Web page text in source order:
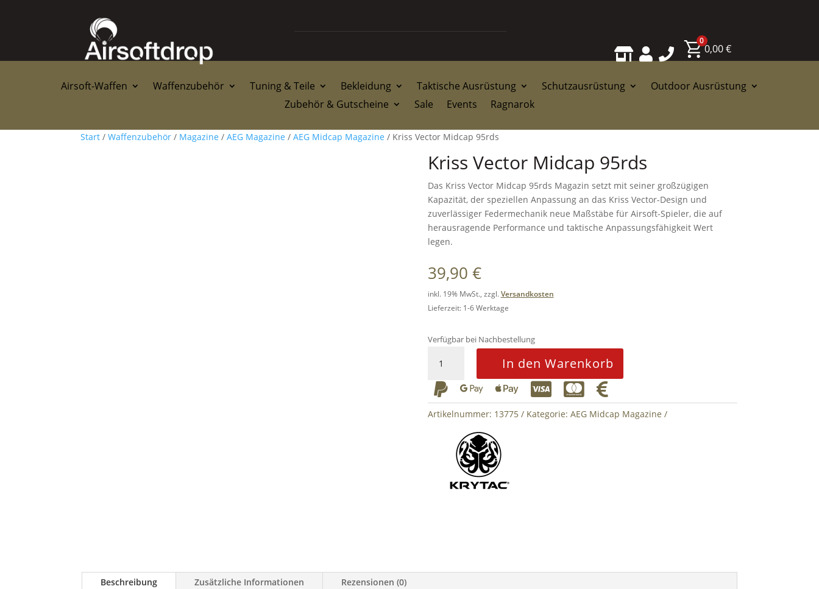
  
0
0,00€
Airsoft-Waffen Waffenzubehör Tuning & Teile Bekleidung Taktische Ausrüstung Schutzausrüstung
Outdoor Ausrüstung
Zubehör & Gutscheine
Sale Events Ragnarok
Start / Waffenzubehör / Magazine / AEG Magazine / AEG Midcap Magazine / Kriss Vector Midcap 95rds
Kriss Vector Midcap 95rds
Das Kriss Vector Midcap 95rds Magazin setzt mit seiner großzügigen
Kapazität, der speziellen Anpassung an das Kriss Vector-Design und
zuverlässiger Federmechanik neue Maßstäbe für Airsoft-Spieler, die auf
herausragende Performance und taktische Anpassungsfähigkeit Wert
legen.
39,90 €
inkl. 19% MwSt., zzgl.Versandkosten
Lieferzeit: 1-6 Werktage
Verfügbar bei Nachbestellung
Vector
Midcap
95rds
Menge
In den Warenkorb
     
Artikelnummer: 13775 Kategorie: AEG Midcap Magazine
Beschreibung Zusätzliche Informationen Rezensionen (0)